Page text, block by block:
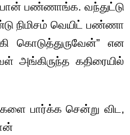
பண்ணாங்க. வந்துட்டு
நிமிசம் வெயிட் பண்ணா
கொடுத்துருவேன்” என
அங்கிருந்த கதிரையில்
பார்க்க சென்று விட,